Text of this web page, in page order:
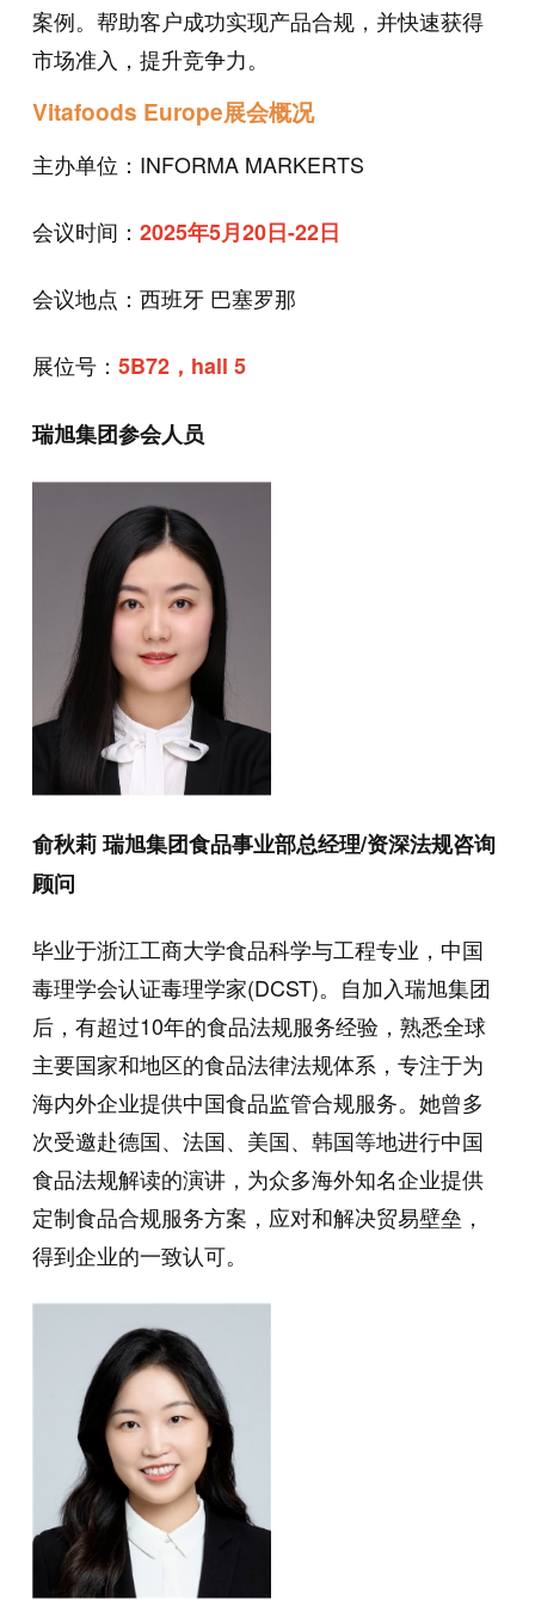
案例。帮助客户成功实现产品合规，并快速获得
市场准入，提升竞争力。
Vitafoods Europe展会概况
主办单位：INFORMA MARKERTS
会议时间： 2025年5月20日-22日
会议地点：西班牙 巴塞罗那
展位号： 5B72，hall 5
瑞旭集团参会人员
俞秋莉 瑞旭集团食品事业部总经理/资深法规咨询
顾问
毕业于浙江工商大学食品科学与工程专业，中国
毒理学会认证毒理学家(DCST)。自加入瑞旭集团
后，有超过10年的食品法规服务经验，熟悉全球
主要国家和地区的食品法律法规体系，专注于为
海内外企业提供中国食品监管合规服务。她曾多
次受邀赴德国、法国、美国、韩国等地进行中国
食品法规解读的演讲，为众多海外知名企业提供
定制食品合规服务方案，应对和解决贸易壁垒，
得到企业的一致认可。